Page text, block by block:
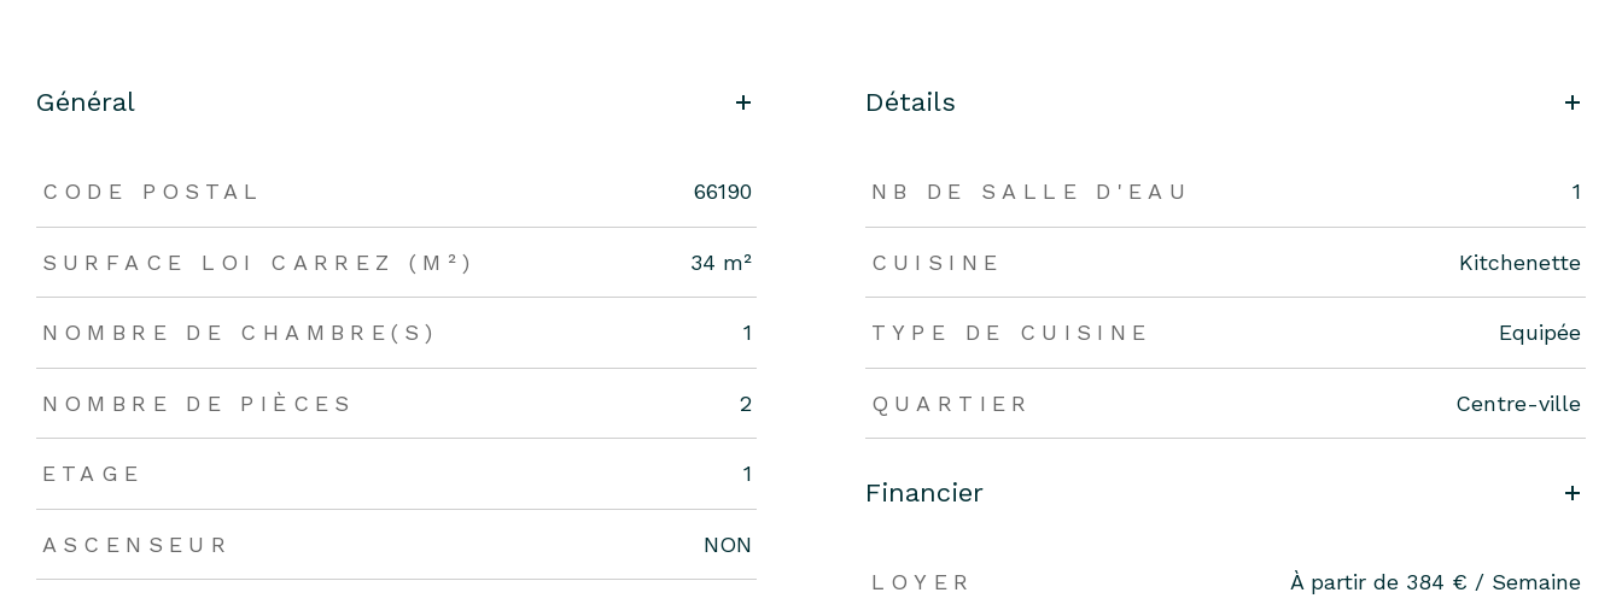
Général
CODE POSTAL 66190
SURFACE LOI CARREZ (M²) 34 m²
NOMBRE DE CHAMBRE(S) 1
NOMBRE DE PIÈCES 2
ETAGE 1
ASCENSEUR NON
Détails
NB DE SALLE D'EAU 1
CUISINE Kitchenette
TYPE DE CUISINE Equipée
QUARTIER Centre-ville
Financier
LOYER À partir de 384 € / Semaine